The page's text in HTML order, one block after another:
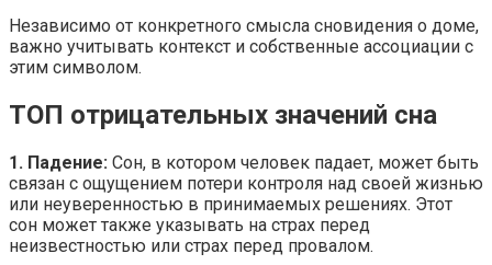
Независимо от конкретного смысла сновидения о доме,
важно учитывать контекст и собственные ассоциации с
этим символом.
ТОП отрицательных значений сна
1. Падение: Сон, в котором человек падает, может быть
связан с ощущением потери контроля над своей жизнью
или неуверенностью в принимаемых решениях. Этот
сон может также указывать на страх перед
неизвестностью или страх перед провалом.